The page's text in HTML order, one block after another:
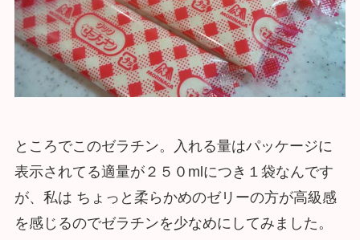
ところでこのゼラチン。入れる量はパッケージに
表示されてる適量が２５０mlにつき１袋なんです
が、私は ちょっと柔らかめのゼリーの方が高級感
を感じるのでゼラチンを少なめにしてみました。